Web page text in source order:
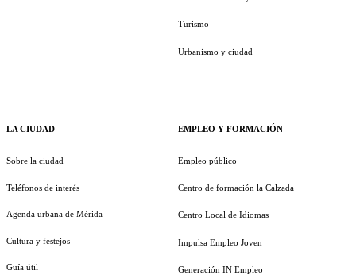
LA CIUDAD
Sobre la ciudad
Teléfonos de interés
Agenda urbana de Mérida
Cultura y festejos
Guía útil
Turismo
Urbanismo y ciudad
EMPLEO Y FORMACIÓN
Empleo público
Centro de formación la Calzada
Centro Local de Idiomas
Impulsa Empleo Joven
Generación IN Empleo